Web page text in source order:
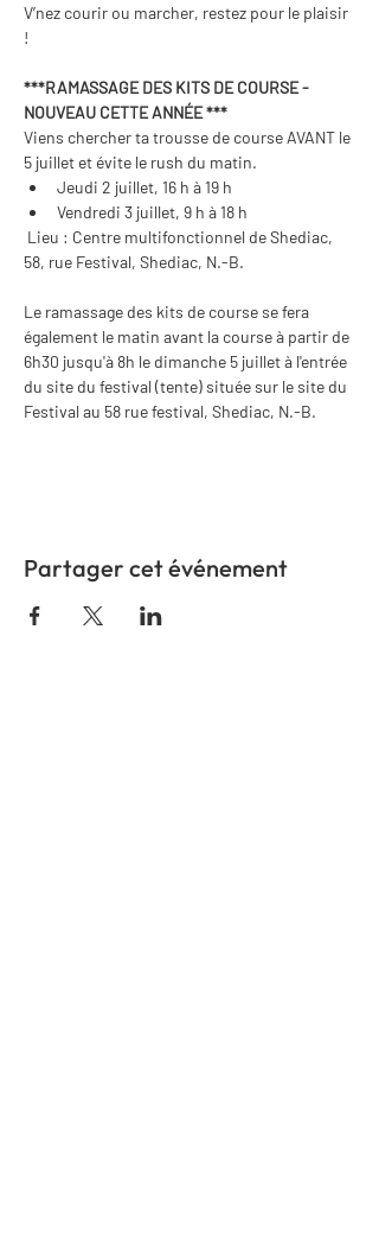
V’nez courir ou marcher, restez pour le plaisir
!
***RAMASSAGE DES KITS DE COURSE -
NOUVEAU CETTE ANNÉE ***
Viens chercher ta trousse de course AVANT le
5 juillet et évite le rush du matin.
Jeudi 2 juillet, 16 h à 19 h
Vendredi 3 juillet, 9 h à 18 h
Lieu : Centre multifonctionnel de Shediac,
58, rue Festival, Shediac, N.-B.
Le ramassage des kits de course se fera
également le matin avant la course à partir de
6h30 jusqu'à 8h le dimanche 5 juillet à l'entrée
du site du festival (tente) située sur le site du
Festival au 58 rue festival, Shediac, N.-B.
Partager cet événement